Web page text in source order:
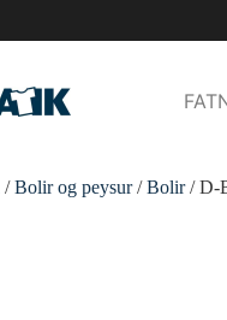
/Bolir og peysur/Bolir/ D-